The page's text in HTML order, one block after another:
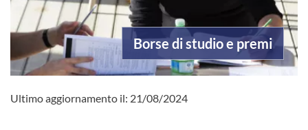
Borse di studio e premi
Ultimo aggiornamento il: 21/08/2024